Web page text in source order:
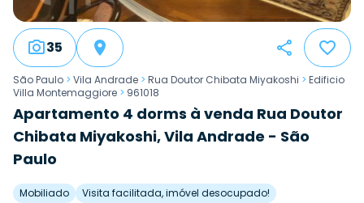
35
São Paulo > Vila Andrade > Rua Doutor Chibata Miyakoshi > Edificio
Villa Montemaggiore > 961018
Apartamento 4 dorms à venda Rua Doutor
Chibata Miyakoshi, Vila Andrade - São
Paulo
Mobiliado Visita facilitada, imóvel desocupado!